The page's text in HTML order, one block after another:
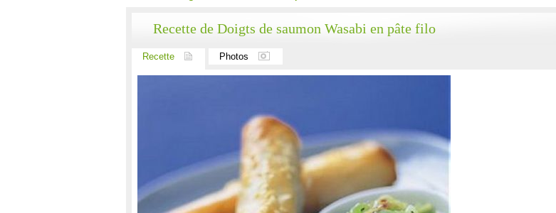
Recette de Doigts de saumon Wasabi en pâte filo
Recette Photos
Recettes Produits Pays